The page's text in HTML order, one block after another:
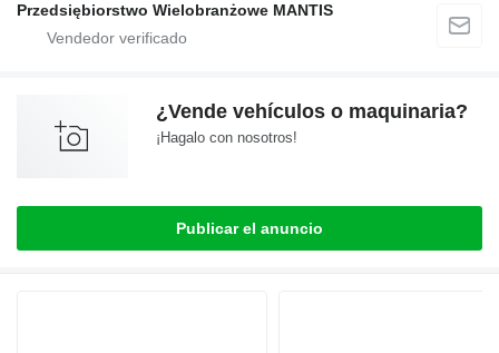
Przedsiębiorstwo Wielobranżowe MANTIS
¿Vende vehículos o maquinaria?
¡Hagalo con nosotros!
Publicar el anuncio